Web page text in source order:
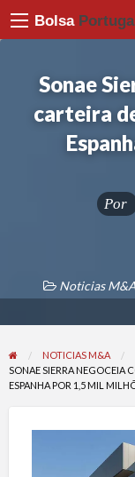
Bolsa
Sonae
carteira
Por
Noticias
NOTICIAS M&A
SONAE SIERRA NEGOCEIA
ESPANHA POR 1,5 MIL